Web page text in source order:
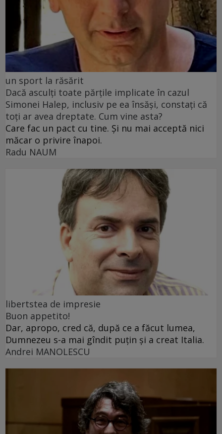
un sport la răsărit
Dacă asculți toate părțile implicate în cazul
Simonei Halep, inclusiv pe ea însăși, constați că
toți ar avea dreptate. Cum vine asta?
Care fac un pact cu tine. Și nu mai acceptă nici
măcar o privire înapoi.
Radu NAUM
libertstea de impresie
Buon appetito!
Dar, apropo, cred că, după ce a făcut lumea,
Dumnezeu s-a mai gîndit puțin și a creat Italia.
Andrei MANOLESCU